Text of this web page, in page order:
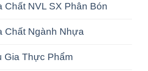
Chất NVL SX Phân Bón
Chất Ngành Nhựa
Gia Thực Phẩm